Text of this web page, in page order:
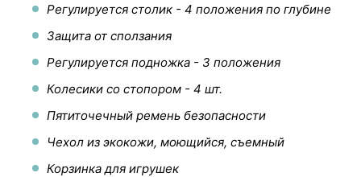
Регулируется столик - 4 положения по глубине
Защита от сползания
Регулируется подножка - 3 положения
Колесики со стопором - 4 шт.
Пятиточечный ремень безопасности
Чехол из экокожи, моющийся, съемный
Корзинка для игрушек